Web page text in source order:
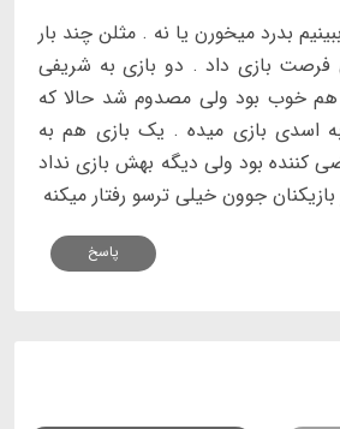
بدرد میخورن یا نه . مثلن چند بار
فرصت بازی داد . دو بازی به شریفی
هم خوب بود ولی مصدوم شد حالا که
به اسدی بازی میده . یک بازی هم به
کننده بود ولی دیگه بهش بازی نداد
جوون خیلی ترسو رفتار میکنه
پاسخ